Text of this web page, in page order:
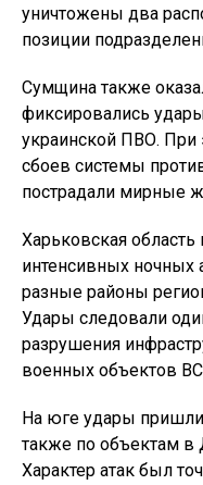
уничтожены два
позиции
Сумщина также
фиксировались
украинской ПВО. При
сбоев системы
пострадали мирные
Харьковская
интенсивных ночных
разные районы
Удары следовали
разрушения
военных объектов
На юге удары
также по объектам в
Характер атак был